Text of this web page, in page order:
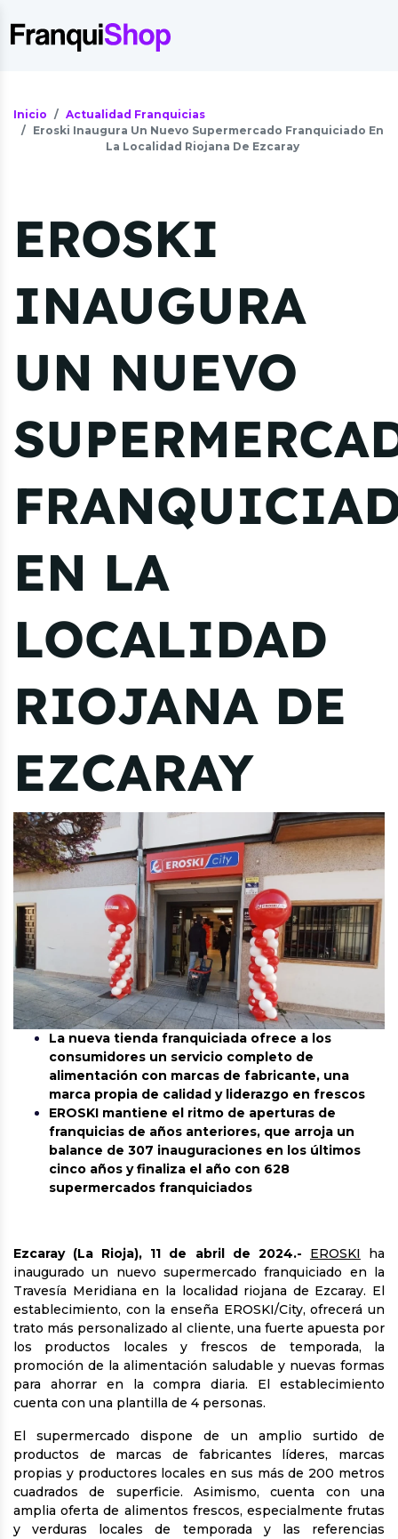
Inicio
Actualidad Franquicias
Eroski Inaugura Un Nuevo Supermercado Franquiciado En
La Localidad Riojana De Ezcaray
EROSKI
INAUGURA
UN NUEVO
EN LA
LOCALIDAD
RIOJANA DE
EZCARAY
La nueva tienda franquiciada ofrece a los
consumidores un servicio completo de
alimentación con marcas de fabricante, una
marca propia de calidad y liderazgo en frescos
EROSKI mantiene el ritmo de aperturas de
franquicias de años anteriores, que arroja un
balance de 307 inauguraciones en los últimos
cinco años y finaliza el año con 628
supermercados franquiciados
Ezcaray (La Rioja), 11 de abril de 2024.- EROSKI ha
inaugurado un nuevo supermercado franquiciado en la
Travesía Meridiana en la localidad riojana de Ezcaray. El
establecimiento, con la enseña EROSKI/City, ofrecerá un
trato más personalizado al cliente, una fuerte apuesta por
los productos locales y frescos de temporada, la
promoción de la alimentación saludable y nuevas formas
para ahorrar en la compra diaria. El establecimiento
cuenta con una plantilla de 4 personas.
El supermercado dispone de un amplio surtido de
productos de marcas de fabricantes líderes, marcas
propias y productores locales en sus más de 200 metros
cuadrados de superficie. Asimismo, cuenta con una
amplia oferta de alimentos frescos, especialmente frutas
y verduras locales de temporada y las referencias